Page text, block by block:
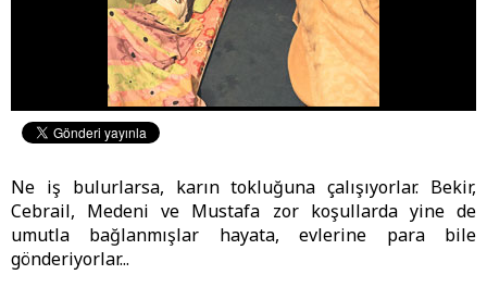
Ne iş bulurlarsa, karın tokluğuna çalışıyorlar. Bekir,
Cebrail, Medeni ve Mustafa zor koşullarda yine de
umutla bağlanmışlar hayata, evlerine para bile
gönderiyorlar...